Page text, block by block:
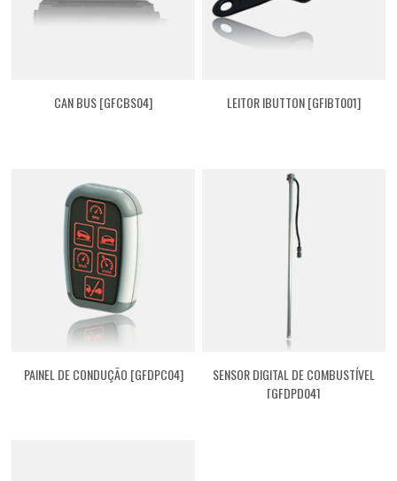
CAN BUS [GFCBS04] LEITOR IBUTTON [GFIBT001]
PAINEL DE CONDUÇÃO [GFDPC04]
SENSOR DIGITAL DE COMBUSTÍVEL
[GFDPD04]